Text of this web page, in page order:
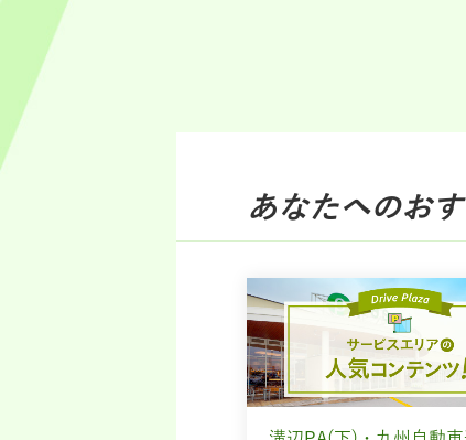
あなたへのお